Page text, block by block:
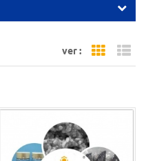
ver : Grid